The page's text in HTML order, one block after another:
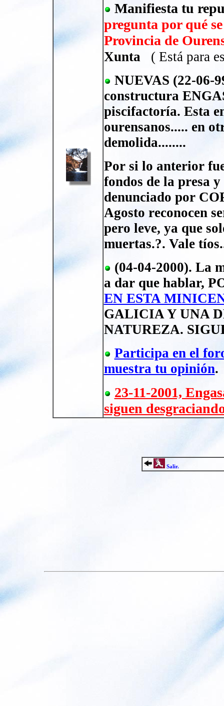
Manifiesta tu
pregunta por qué
Provincia de
Xunta ( Está para
NUEVAS (22-06-
constructura
piscifactoría. Esta
ourensanos..... en
demolida........
Por si lo anterior
fondos de la presa
denunciado por
Agosto reconocen
pero leve, ya que
muertas.?. Vale
(04-04-2000). La
a dar que hablar,
EN ESTA
GALICIA Y UNA
NATUREZA.
Participa en el
muestra tu opinión.
23-11-2001,
siguen
Salir.